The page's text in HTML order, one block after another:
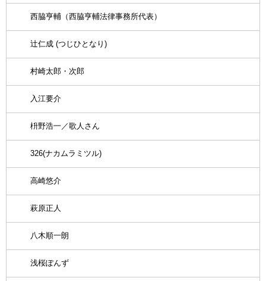
西脇亨輔（西脇亨輔法律事務所代表）
辻仁成 (つじひとなり)
村崎太郎・次郎
入江要介
枡野浩一／歌人さん
326(ナカムラミツル)
高崎悠介
萩原正人
八木順一朗
浅桜ぽんず